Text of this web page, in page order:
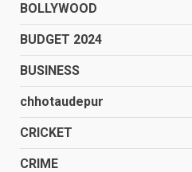
BOLLYWOOD
BUDGET 2024
BUSINESS
chhotaudepur
CRICKET
CRIME